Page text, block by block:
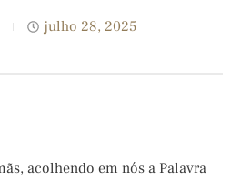
julho 28, 2025
acolhendo em nós a Palavra